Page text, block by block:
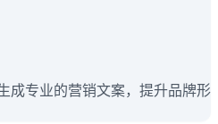
成专业的营销文案，提升品牌形